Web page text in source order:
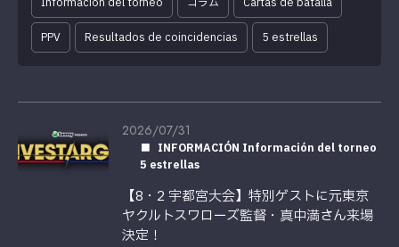
PPV Resultados de coincidencias 5 estrellas
2026/07/31
INFORMACIÓN Información del torneo
5 estrellas
【8・2 宇都宮大会】特別ゲストに元東京
ヤクルトスワローズ監督・真中満さん来場
決定！